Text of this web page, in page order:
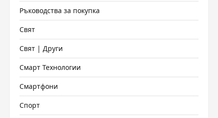
Ръководства за покупка
Свят
Свят | Други
Смарт Технологии
Смартфони
Спорт